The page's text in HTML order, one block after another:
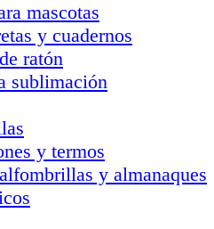
mascotas
y cuadernos
ratón
sublimación
y termos
y almanaques